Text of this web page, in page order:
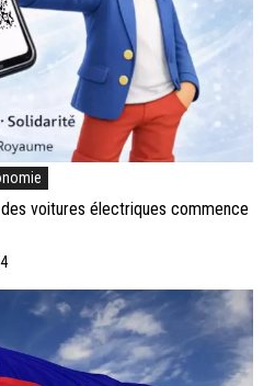
des voitures électriques commence